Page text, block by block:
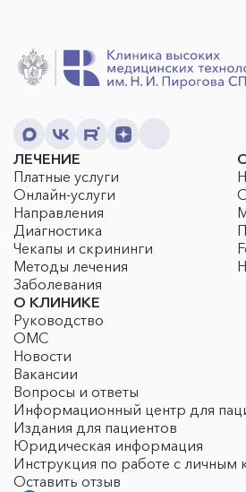
ЛЕЧЕНИЕ
Платные услуги
Онлайн-услуги
Направления
Диагностика
Чекапы и скрининги
Методы лечения
Заболевания
О КЛИНИКЕ
Руководство
ОМС
Новости
Вакансии
Вопросы и ответы
Информационный центр для
Издания для пациентов
Юридическая информация
Инструкция по работе с личным
Оставить отзыв